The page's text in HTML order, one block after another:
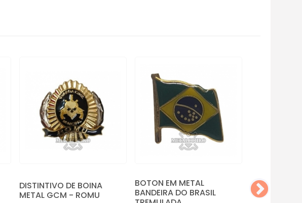
DISTINTIVO DE BOINA
METAL GCM - ROMU
BOTON EM METAL
BANDEIRA DO BRASIL
BREVE EM
PMGO -